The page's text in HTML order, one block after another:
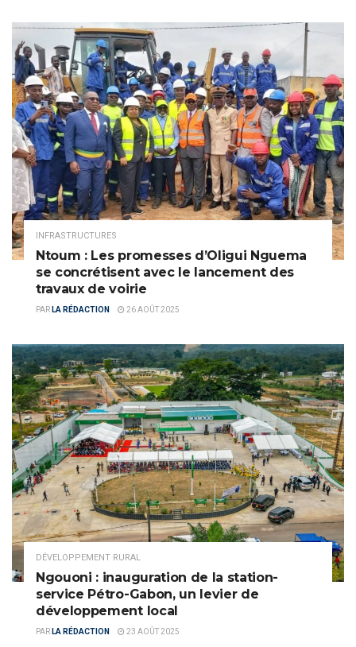
INFRASTRUCTURES
Ntoum : Les promesses d’Oligui Nguema
se concrétisent avec le lancement des
travaux de voirie
PAR LA RÉDACTION 26 AOÛT 2025
DÉVELOPPEMENT RURAL
Ngouoni : inauguration de la station-
service Pétro-Gabon, un levier de
développement local
PAR LA RÉDACTION 23 AOÛT 2025